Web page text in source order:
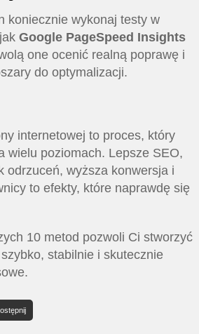
koniecznie wykonaj testy w
Google PageSpeed Insights
one ocenić realną poprawę i
do optymalizacji.
internetowej to proces, który
wielu poziomach. Lepsze SEO,
odrzuceń, wyższa konwersja i
to efekty, które naprawdę się
10 metod pozwoli Ci stworzyć
stabilnie i skutecznie